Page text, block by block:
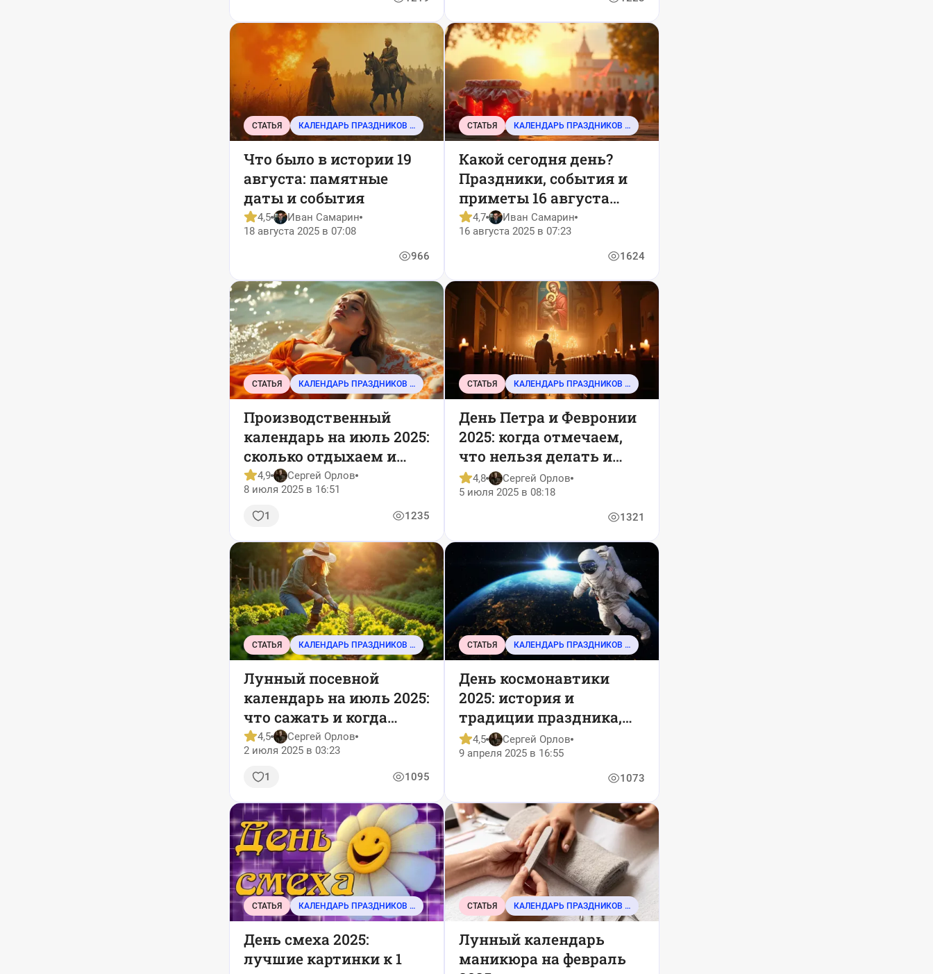
СТАТЬЯ КАЛЕНДАРЬ ПРАЗДНИКОВ И СОБЫТИЙ
Что было в истории 19
августа: памятные
даты и события
4,5
Иван Самарин
18 августа 2025 в 07:08
966
СТАТЬЯ КАЛЕНДАРЬ ПРАЗДНИКОВ И СОБЫТИЙ
Какой сегодня день?
Праздники, события и
приметы 16 августа
2025 года
4,7
Иван Самарин
16 августа 2025 в 07:23
1624
СТАТЬЯ КАЛЕНДАРЬ ПРАЗДНИКОВ И СОБЫТИЙ
Производственный
календарь на июль 2025:
сколько отдыхаем и
почему отпуск летом —
выгодная идея
4,9
Сергей Орлов
8 июля 2025 в 16:51
1 1235
СТАТЬЯ КАЛЕНДАРЬ ПРАЗДНИКОВ И СОБЫТИЙ
День Петра и Февронии
2025: когда отмечаем,
что нельзя делать и
какие приметы
помнить
4,8
Сергей Орлов
5 июля 2025 в 08:18
1321
СТАТЬЯ КАЛЕНДАРЬ ПРАЗДНИКОВ И СОБЫТИЙ
Лунный посевной
календарь на июль 2025:
что сажать и когда
ухаживать за грядками
4,5
Сергей Орлов
2 июля 2025 в 03:23
1 1095
СТАТЬЯ КАЛЕНДАРЬ ПРАЗДНИКОВ И СОБЫТИЙ
День космонавтики
2025: история и
традиции праздника,
интересные факты
4,5
Сергей Орлов
9 апреля 2025 в 16:55
1073
СТАТЬЯ КАЛЕНДАРЬ ПРАЗДНИКОВ И СОБЫТИЙ
День смеха 2025:
лучшие картинки к 1
СТАТЬЯ КАЛЕНДАРЬ ПРАЗДНИКОВ И СОБЫТИЙ
Лунный календарь
маникюра на февраль